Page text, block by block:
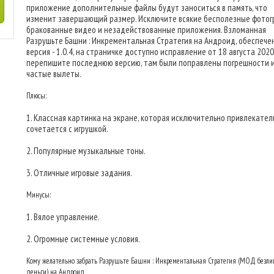
приложение дополнительные файлы будут заноситься в память, что
изменит завершающий размер. Исключите всякие бесполезные
бракованные видео и незадействованные приложения. Взломанная
Разрушьте Башни : Инкрементальная Стратегия на Андроид,
версия - 1.0.4, на страничке доступно исправление от 18 августа 2020
перепишите последнюю версию, там были поправлены погрешности
частые вылеты.
Плюсы:
1. Классная картинка на экране, которая исключительно
сочетается с игрушкой.
2. Популярные музыкальные тоны.
3. Отличные игровые задания.
Минусы:
1. Вялое управление.
2. Огромные системные условия.
Кому желательно забрать Разрушьте Башни : Инкрементальная Стратегия (МОД
деньги) на Андроид